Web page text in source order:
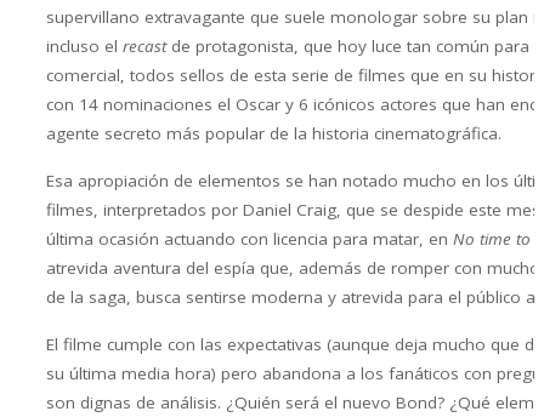
supervillano extravagante que suele monologar sobre su plan
incluso el recastde protagonista, que hoy luce tan común para
comercial, todos sellos de esta serie de filmes que en su
con 14 nominaciones el Oscar y 6 icónicos actores que han
agente secreto más popular de la historia cinematográfica.
Esa apropiación de elementos se han notado mucho en los
filmes, interpretados por Daniel Craig, que se despide este
última ocasión actuando con licencia para matar, en No time to
atrevida aventura del espía que, además de romper con
de la saga, busca sentirse moderna y atrevida para el público
El filme cumple con las expectativas (aunque deja mucho que
su última media hora) pero abandona a los fanáticos con
son dignas de análisis. ¿Quién será el nuevo Bond? ¿Qué